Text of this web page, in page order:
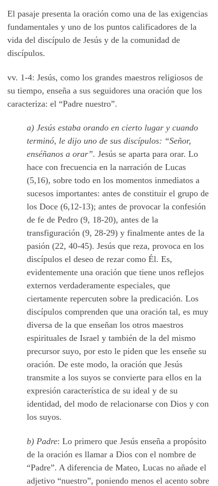
El pasaje presenta la oración como una de las exigencias
fundamentales y uno de los puntos calificadores de la
vida del discípulo de Jesús y de la comunidad de
discípulos.
vv. 1-4: Jesús, como los grandes maestros religiosos de
su tiempo, enseña a sus seguidores una oración que los
caracteriza: el “Padre nuestro”.
a) Jesús estaba orando en cierto lugar y cuando
terminó, le dijo uno de sus discípulos: “Señor,
enséñanos a orar”. Jesús se aparta para orar. Lo
hace con frecuencia en la narración de Lucas
(5,16), sobre todo en los momentos inmediatos a
sucesos importantes: antes de constituir el grupo de
los Doce (6,12-13); antes de provocar la confesión
de fe de Pedro (9, 18-20), antes de la
transfiguración (9, 28-29) y finalmente antes de la
pasión (22, 40-45). Jesús que reza, provoca en los
discípulos el deseo de rezar como Él. Es,
evidentemente una oración que tiene unos reflejos
externos verdaderamente especiales, que
ciertamente repercuten sobre la predicación. Los
discípulos comprenden que una oración tal, es muy
diversa de la que enseñan los otros maestros
espirituales de Israel y también de la del mismo
precursor suyo, por esto le piden que les enseñe su
oración. De este modo, la oración que Jesús
transmite a los suyos se convierte para ellos en la
expresión característica de su ideal y de su
identidad, del modo de relacionarse con Dios y con
los suyos.
b) Padre: Lo primero que Jesús enseña a propósito
de la oración es llamar a Dios con el nombre de
“Padre”. A diferencia de Mateo, Lucas no añade el
adjetivo “nuestro”, poniendo menos el acento sobre